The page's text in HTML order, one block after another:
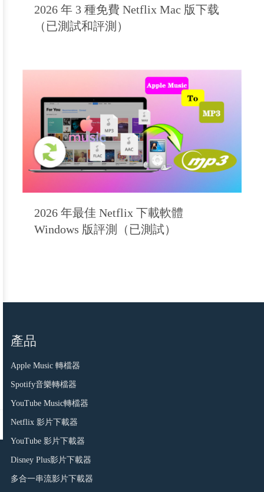
2026 年 3 種免費 Netflix Mac 版下载
（已測試和評測）
2026 年最佳 Netflix 下載軟體
Windows 版評測（已測試）
產品
Apple Music 轉檔器
Spotify音樂轉檔器
YouTube Music轉檔器
Netflix 影片下載器
YouTube 影片下載器
Disney Plus影片下載器
多合一串流影片下載器